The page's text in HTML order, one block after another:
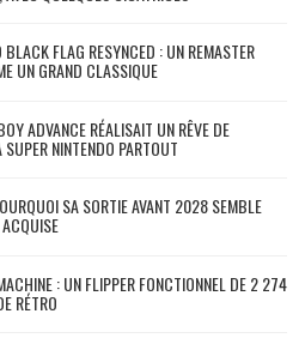
BLACK FLAG RESYNCED : UN REMASTER
UN GRAND CLASSIQUE
ADVANCE RÉALISAIT UN RÊVE DE
NINTENDO PARTOUT
SA SORTIE AVANT 2028 SEMBLE
: UN FLIPPER FONCTIONNEL DE 2 274
RÉTRO